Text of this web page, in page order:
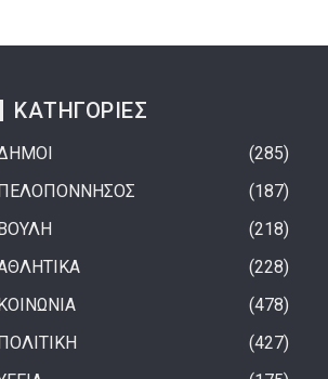
της παγκοσμιοποίησης; Στις
ΚΑΤΗΓΟΡΙΕΣ
285
187
218
228
478
427